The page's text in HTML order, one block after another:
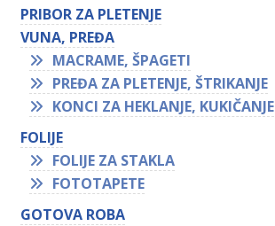
PRIBOR ZA PLETENJE
VUNA, PREĐA
MACRAME, ŠPAGETI
PREĐA ZA PLETENJE, ŠTRIKANJE
KONCI ZA HEKLANJE, KUKIČANJE
FOLIJE
FOLIJE ZA STAKLA
FOTOTAPETE
GOTOVA ROBA